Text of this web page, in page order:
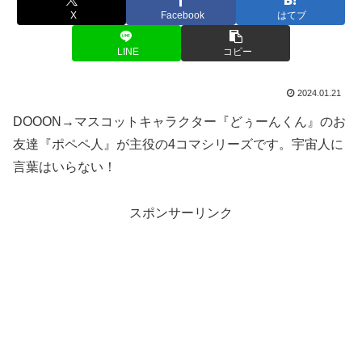
X Facebook はてブ
LINE コピー
2024.01.21
DOOON→マスコットキャラクター『どぅーんくん』のお
友達『ポペペ人』が主役の4コマシリーズです。宇宙人に
言葉はいらない！
スポンサーリンク